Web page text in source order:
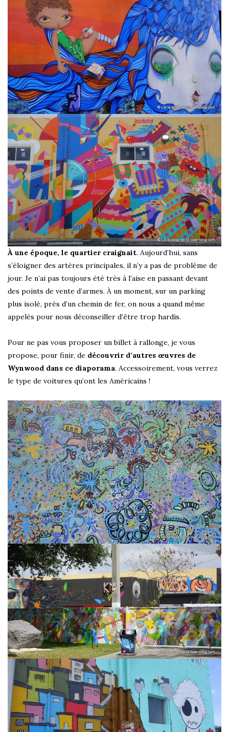
À une époque, le quartier craignait. Aujourd’hui, sans
s’éloigner des artères principales, il n’y a pas de problème de
jour. Je n’ai pas toujours été très à l’aise en passant devant
des points de vente d’armes. À un moment, sur un parking
plus isolé, près d’un chemin de fer, on nous a quand même
appelés pour nous déconseiller d’être trop hardis.
Pour ne pas vous proposer un billet à rallonge, je vous
propose, pour finir, de découvrir d’autres œuvres de
Wynwood dans ce diaporama. Accessoirement, vous verrez
le type de voitures qu’ont les Américains !